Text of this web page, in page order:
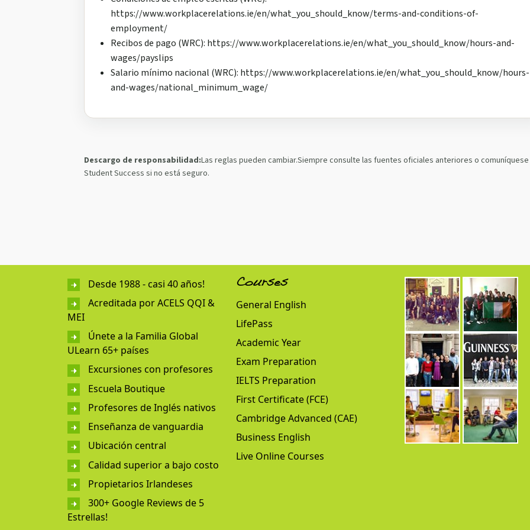
https://www.workplacerelations.ie/en/what_you_should_know/terms-and-conditions-of-
employment/
Recibos de pago (WRC): https://www.workplacerelations.ie/en/what_you_should_know/hours-and-
wages/payslips
Salario mínimo nacional (WRC): https://www.workplacerelations.ie/en/what_you_should_know/hours-
and-wages/national_minimum_wage/
Descargo de responsabilidad:Las reglas pueden cambiar.Siempre consulte las fuentes oficiales anteriores o
Student Success si no está seguro.
Desde 1988 - casi 40 años!
Acreditada por ACELS QQI &
MEI
Únete a la Familia Global
ULearn 65+ países
Excursiones con profesores
Escuela Boutique
Profesores de Inglés nativos
Enseñanza de vanguardia
Ubicación central
Calidad superior a bajo costo
Propietarios Irlandeses
300+ Google Reviews de 5
Estrellas!
Courses
General English
LifePass
Academic Year
Exam Preparation
IELTS Preparation
First Certificate (FCE)
Cambridge Advanced (CAE)
Business English
Live Online Courses